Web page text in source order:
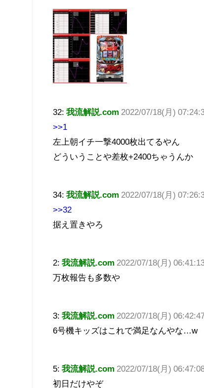
32:我流解説.com 2022/07/18(月)
>>1
左上朝イチ一撃4000枚出てるやん
どういうことや差枚+2400ちゃうんか
34:我流解説.com 2022/07/18(月)
>>32
据え置きやろ
2:我流解説.com 2022/07/18(月)
万枚報告も多数や
3:我流解説.com 2022/07/18(月)
6号機キッズはこれで満足なんやな…w
5:我流解説.com 2022/07/18(月)
初日だけやぞ